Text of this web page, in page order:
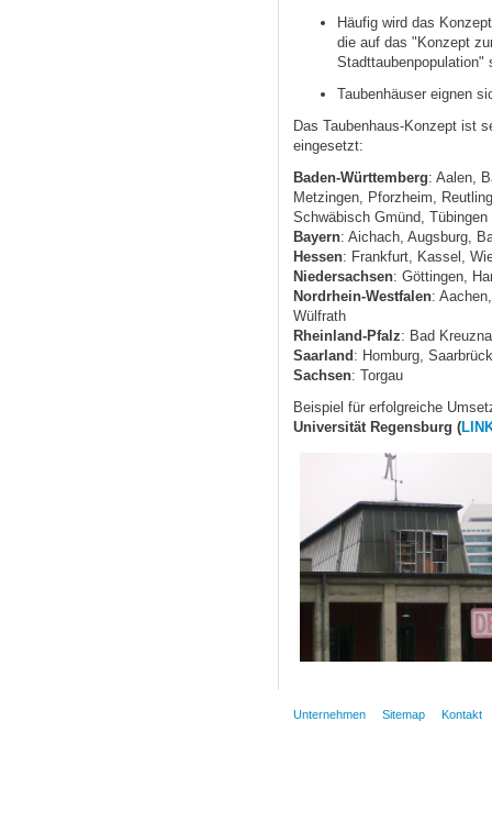
Häufig wird das
die auf das "Konzept
Stadttaubenpopulation"
Taubenhäuser eignen
Das Taubenhaus-Konzept ist
eingesetzt:
Baden-Württemberg: Aalen,
Metzingen, Pforzheim,
Schwäbisch Gmünd, Tübingen
Bayern: Aichach, Augsburg,
Hessen: Frankfurt, Kassel,
Niedersachsen: Göttingen,
Nordrhein-Westfalen:
Wülfrath
Rheinland-Pfalz: Bad
Saarland : Homburg,
Sachsen: Torgau
Beispiel für erfolgreiche
Universität Regensburg (
Unternehmen Sitemap Kontakt